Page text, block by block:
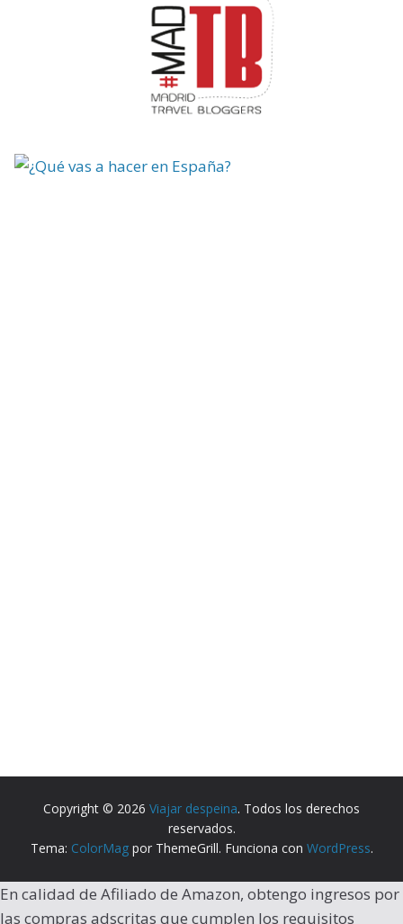
Copyright © 2026 Viajar despeina. Todos los derechos
reservados.
Tema: ColorMagpor ThemeGrill. Funciona con WordPress.
En calidad de Afiliado de Amazon, obtengo ingresos por
las compras adscritas que cumplen los requisitos